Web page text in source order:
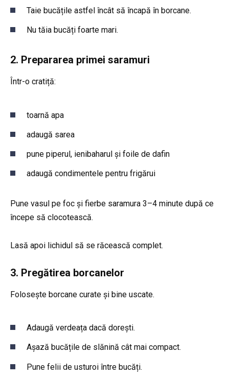
Taie bucățile astfel încât să încapă în borcane.
Nu tăia bucăți foarte mari.
2. Prepararea primei saramuri
Într-o cratiță:
toarnă apa
adaugă sarea
pune piperul, ienibaharul și foile de dafin
adaugă condimentele pentru frigărui
Pune vasul pe foc și fierbe saramura 3–4 minute după ce
începe să clocotească.
Lasă apoi lichidul să se răcească complet.
3. Pregătirea borcanelor
Folosește borcane curate și bine uscate.
Adaugă verdeața dacă dorești.
Așază bucățile de slănină cât mai compact.
Pune felii de usturoi între bucăți.